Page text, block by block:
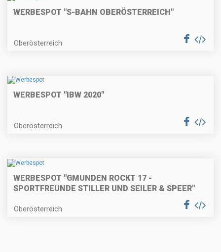
WERBESPOT "S-BAHN OBERÖSTERREICH"
Oberösterreich
WERBESPOT "IBW 2020"
Oberösterreich
WERBESPOT "GMUNDEN ROCKT 17 -
SPORTFREUNDE STILLER UND SEILER & SPEER"
Oberösterreich